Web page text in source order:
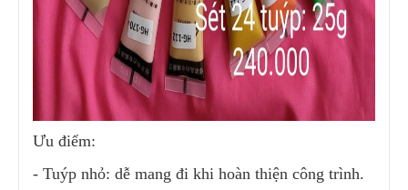
Ưu điểm:
- Tuýp nhỏ: dễ mang đi khi hoàn thiện công trình.